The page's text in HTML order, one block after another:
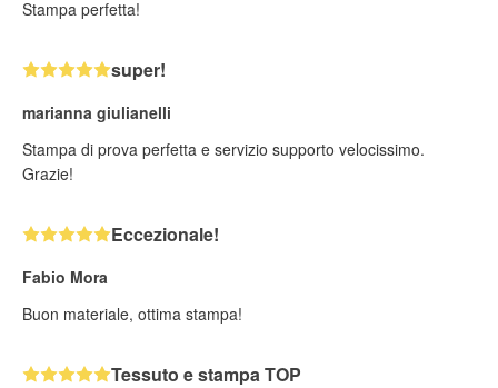
Stampa perfetta!
super!
marianna giulianelli
Stampa di prova perfetta e servizio supporto velocissimo.
Grazie!
Eccezionale!
Fabio Mora
Buon materiale, ottima stampa!
Tessuto e stampa TOP